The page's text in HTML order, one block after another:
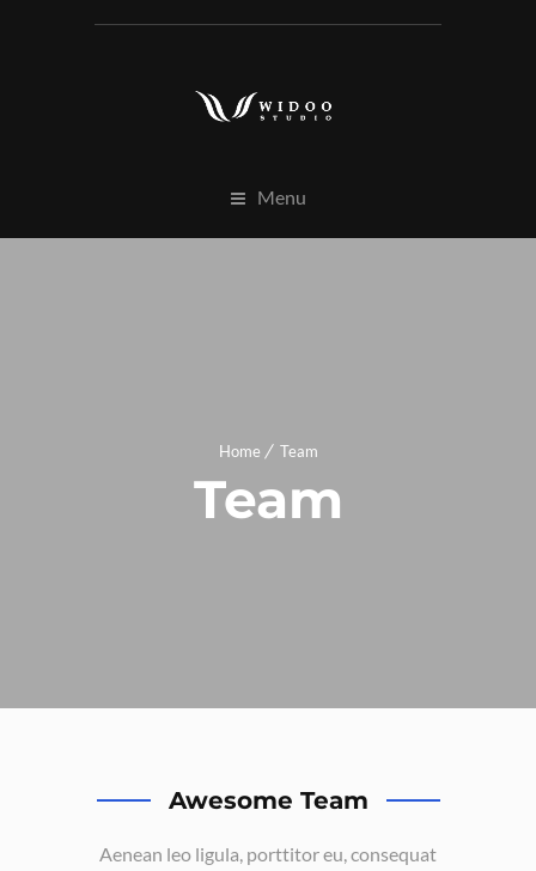
Menu
Home Team
Team
Awesome Team
Aenean leo ligula, porttitor eu, consequat